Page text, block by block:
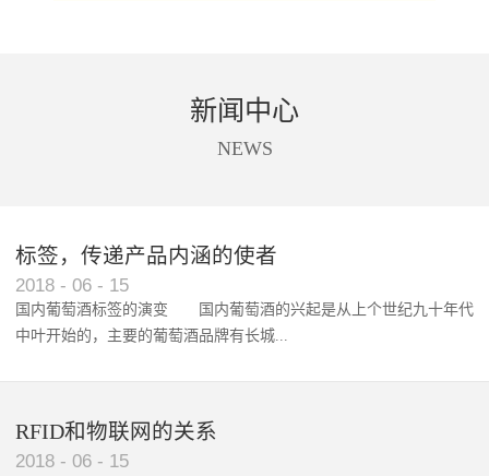
新闻中心
NEWS
标签，传递产品内涵的使者
2018 - 06 - 15
国内葡萄酒标签的演变 国内葡萄酒的兴起是从上个世纪九十年代
中叶开始的，主要的葡萄酒品牌有长城...
RFID和物联网的关系
2018 - 06 - 15